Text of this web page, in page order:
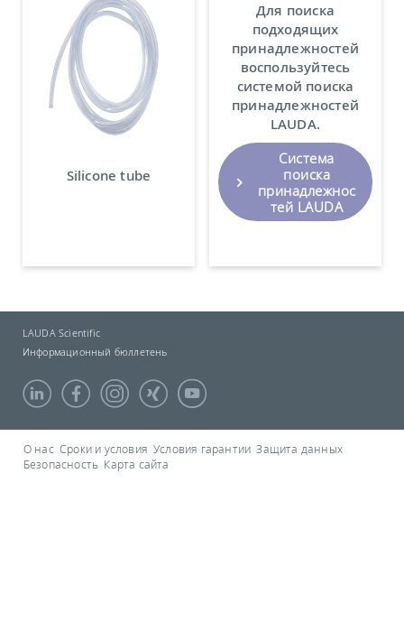
Silicone tube
Для поиска
подходящих
принадлежностей
воспользуйтесь
системой поиска
принадлежностей
LAUDA.
Система
поиска
принадлежнос
тей LAUDA
LAUDA Scientific
Информационный бюллетень
О нас Сроки и условия Условия гарантии Защита данных
Безопасность Карта сайта